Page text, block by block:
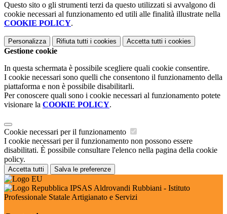
Questo sito o gli strumenti terzi da questo utilizzati si avvalgono di
cookie necessari al funzionamento ed utili alle finalità illustrate nella
COOKIE POLICY.
Personalizza Rifiuta tutti i cookies Accetta tutti i cookies
Gestione cookie
In questa schermata è possibile scegliere quali cookie consentire.
I cookie necessari sono quelli che consentono il funzionamento della
piattaforma e non è possibile disabilitarli.
Per conoscere quali sono i cookie necessari al funzionamento potete
visionare la COOKIE POLICY.
Cookie necessari per il funzionamento
I cookie necessari per il funzionamento non possono essere
disabilitati. È possibile consultare l'elenco nella pagina della cookie
policy.
Accetta tutti Salva le preferenze
IPSAS Aldrovandi Rubbiani - Istituto
Professionale Statale Artigianato e Servizi